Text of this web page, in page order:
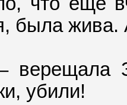
была жива.
верещала
убили!